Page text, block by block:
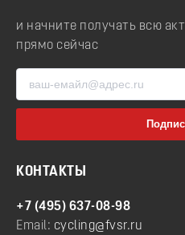
и начните получать всю
прямо сейчас
КОНТАКТЫ
+7 (495) 637-08-98
Email: cycling@fvsr.ru